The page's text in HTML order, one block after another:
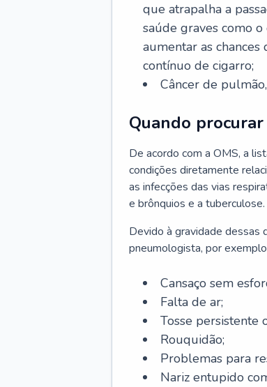
que atrapalha a
saúde graves como
aumentar as
contínuo de cigarro;
Câncer de
Quando
De acordo com a OMS, a
condições diretamente
as infecções das vias
e brônquios e a tuberculose.
Devido à gravidade dessas
pneumologista, por
Cansaço sem
Falta de ar;
Tosse persistente
Rouquidão;
Problemas para
Nariz entupido